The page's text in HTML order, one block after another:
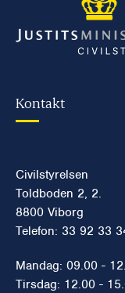
Kontakt
Civilstyrelsen
Toldboden 2, 2.
8800 Viborg
Telefon: 33 92 33
Mandag: 09.00 -
Tirsdag: 12.00 -